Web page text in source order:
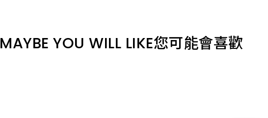
MAYBE YOU WILL LIKE您可能會喜歡